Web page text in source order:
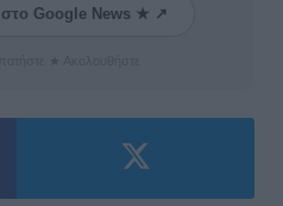
στο Google News ★ ↗